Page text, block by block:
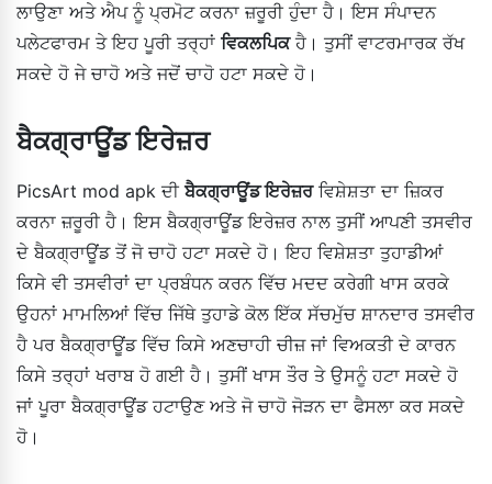
ਲਾਉਣਾ ਅਤੇ ਐਪ ਨੂੰ ਪ੍ਰਮੋਟ ਕਰਨਾ ਜ਼ਰੂਰੀ ਹੁੰਦਾ ਹੈ। ਇਸ ਸੰਪਾਦਨ
ਪਲੇਟਫਾਰਮ ਤੇ ਇਹ ਪੂਰੀ ਤਰ੍ਹਾਂ ਵਿਕਲਪਿਕਹੈ। ਤੁਸੀਂ ਵਾਟਰਮਾਰਕ ਰੱਖ
ਸਕਦੇ ਹੋ ਜੇ ਚਾਹੋ ਅਤੇ ਜਦੋਂ ਚਾਹੋ ਹਟਾ ਸਕਦੇ ਹੋ।
ਬੈਕਗ੍ਰਾਊਂਡ ਇਰੇਜ਼ਰ
PicsArt mod apk ਦੀਬੈਕਗ੍ਰਾਊਂਡ ਇਰੇਜ਼ਰਵਿਸ਼ੇਸ਼ਤਾ ਦਾ ਜ਼ਿਕਰ
ਕਰਨਾ ਜ਼ਰੂਰੀ ਹੈ। ਇਸ ਬੈਕਗ੍ਰਾਊਂਡ ਇਰੇਜ਼ਰ ਨਾਲ ਤੁਸੀਂ ਆਪਣੀ ਤਸਵੀਰ
ਦੇ ਬੈਕਗ੍ਰਾਊਂਡ ਤੋਂ ਜੋ ਚਾਹੋ ਹਟਾ ਸਕਦੇ ਹੋ। ਇਹ ਵਿਸ਼ੇਸ਼ਤਾ ਤੁਹਾਡੀਆਂ
ਕਿਸੇ ਵੀ ਤਸਵੀਰਾਂ ਦਾ ਪ੍ਰਬੰਧਨ ਕਰਨ ਵਿੱਚ ਮਦਦ ਕਰੇਗੀ ਖਾਸ ਕਰਕੇ
ਉਹਨਾਂ ਮਾਮਲਿਆਂ ਵਿੱਚ ਜਿੱਥੇ ਤੁਹਾਡੇ ਕੋਲ ਇੱਕ ਸੱਚਮੁੱਚ ਸ਼ਾਨਦਾਰ ਤਸਵੀਰ
ਹੈ ਪਰ ਬੈਕਗ੍ਰਾਊਂਡ ਵਿੱਚ ਕਿਸੇ ਅਣਚਾਹੀ ਚੀਜ਼ ਜਾਂ ਵਿਅਕਤੀ ਦੇ ਕਾਰਨ
ਕਿਸੇ ਤਰ੍ਹਾਂ ਖਰਾਬ ਹੋ ਗਈ ਹੈ। ਤੁਸੀਂ ਖਾਸ ਤੌਰ ਤੇ ਉਸਨੂੰ ਹਟਾ ਸਕਦੇ ਹੋ
ਜਾਂ ਪੂਰਾ ਬੈਕਗ੍ਰਾਊਂਡ ਹਟਾਉਣ ਅਤੇ ਜੋ ਚਾਹੋ ਜੋੜਨ ਦਾ ਫੈਸਲਾ ਕਰ ਸਕਦੇ
ਹੋ।